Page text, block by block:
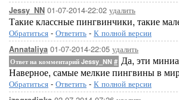
Jessy_NN 01-07-2014-22:02 удалить
Такие классные пингвинчики, такие
Обратиться - Ответить - К полной версии
Annataliya 01-07-2014-22:05 удалить
Ответ на комментарий Jessy_NN # Да, эти
Наверное, самые мелкие пингвины в
Обратиться - Ответить - К полной версии